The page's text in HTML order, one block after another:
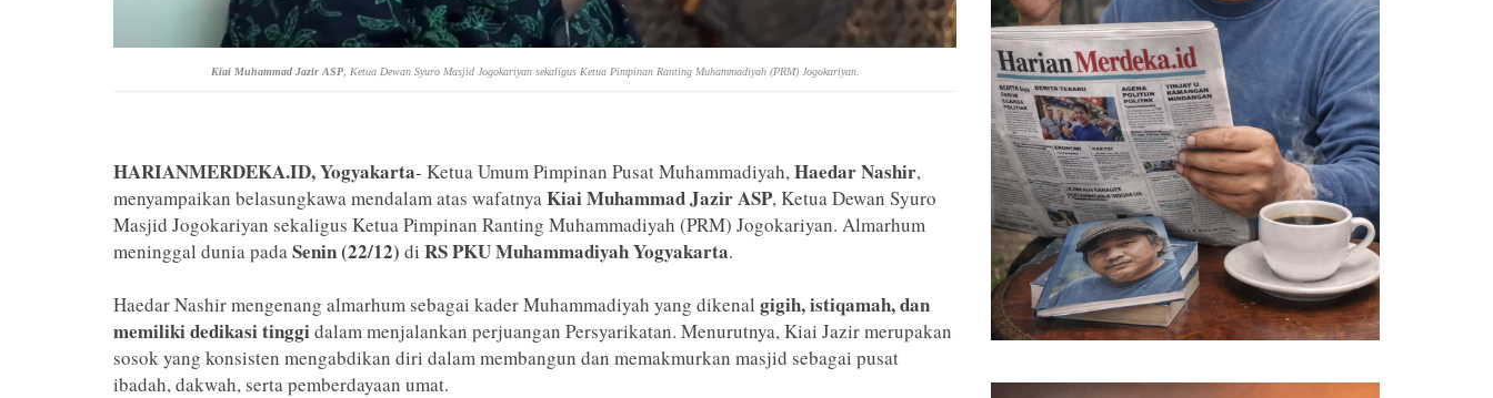
Kiai Muhammad Jazir ASP, Ketua Dewan Syuro Masjid Jogokariyan sekaligus Ketua Pimpinan Ranting Muhammadiyah (PRM) Jogokariyan.
HARIANMERDEKA.ID, Yogyakarta- Ketua Umum Pimpinan Pusat Muhammadiyah,Haedar Nashir,
menyampaikan belasungkawa mendalam atas wafatnyaKiai Muhammad Jazir ASP, Ketua Dewan Syuro
Masjid Jogokariyan sekaligus Ketua Pimpinan Ranting Muhammadiyah (PRM) Jogokariyan. Almarhum
meninggal dunia padaSenin (22/12) di RS PKU Muhammadiyah Yogyakarta.
Haedar Nashir mengenang almarhum sebagai kader Muhammadiyah yang dikenal gigih, istiqamah, dan
memiliki dedikasi tinggidalam menjalankan perjuangan Persyarikatan. Menurutnya, Kiai Jazir merupakan
sosok yang konsisten mengabdikan diri dalam membangun dan memakmurkan masjid sebagai pusat
ibadah, dakwah, serta pemberdayaan umat.